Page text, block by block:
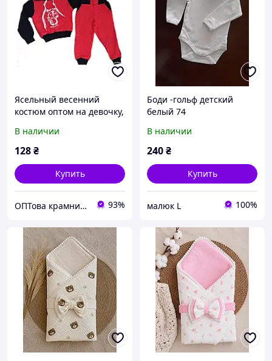
Ясельный весенний
костюм оптом на девочку,
детские весна - осень р.1
2 3 4 5 лет 5 лет
В наличии
128₴
Купить
ОПТова крамниця.com 93%
Боди -гольф детский
белый 74
В наличии
240₴
Купить
малюк L 100%